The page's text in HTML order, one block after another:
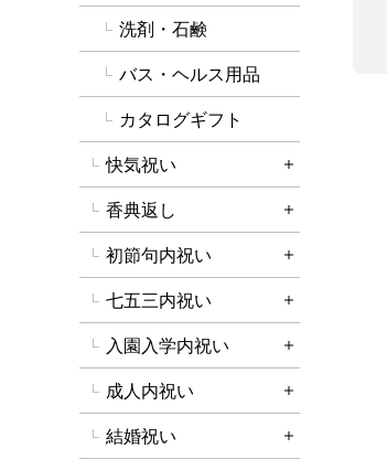
洗剤・石鹸
バス・ヘルス用品
カタログギフト
快気祝い
詳細を開く
香典返し
詳細を開く
初節句内祝い
詳細を開く
七五三内祝い
詳細を開く
入園入学内祝い
詳細を開く
成人内祝い
詳細を開く
結婚祝い
詳細を開く